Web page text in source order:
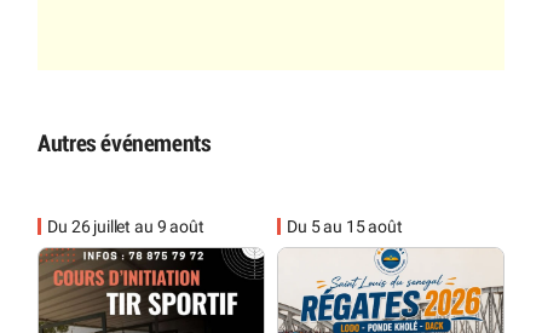
Autres événements
Du 26 juillet au 9 août Du 5 au 15 août